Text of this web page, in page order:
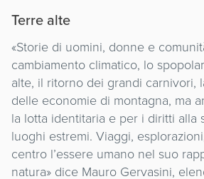
Terre alte
«Storie di uomini, donne e
cambiamento climatico, lo
alte, il ritorno dei grandi carnivori,
delle economie di montagna, ma
la lotta identitaria e per i diritti alla
luoghi estremi. Viaggi,
centro l’essere umano nel suo
natura» dice Mauro Gervasini,